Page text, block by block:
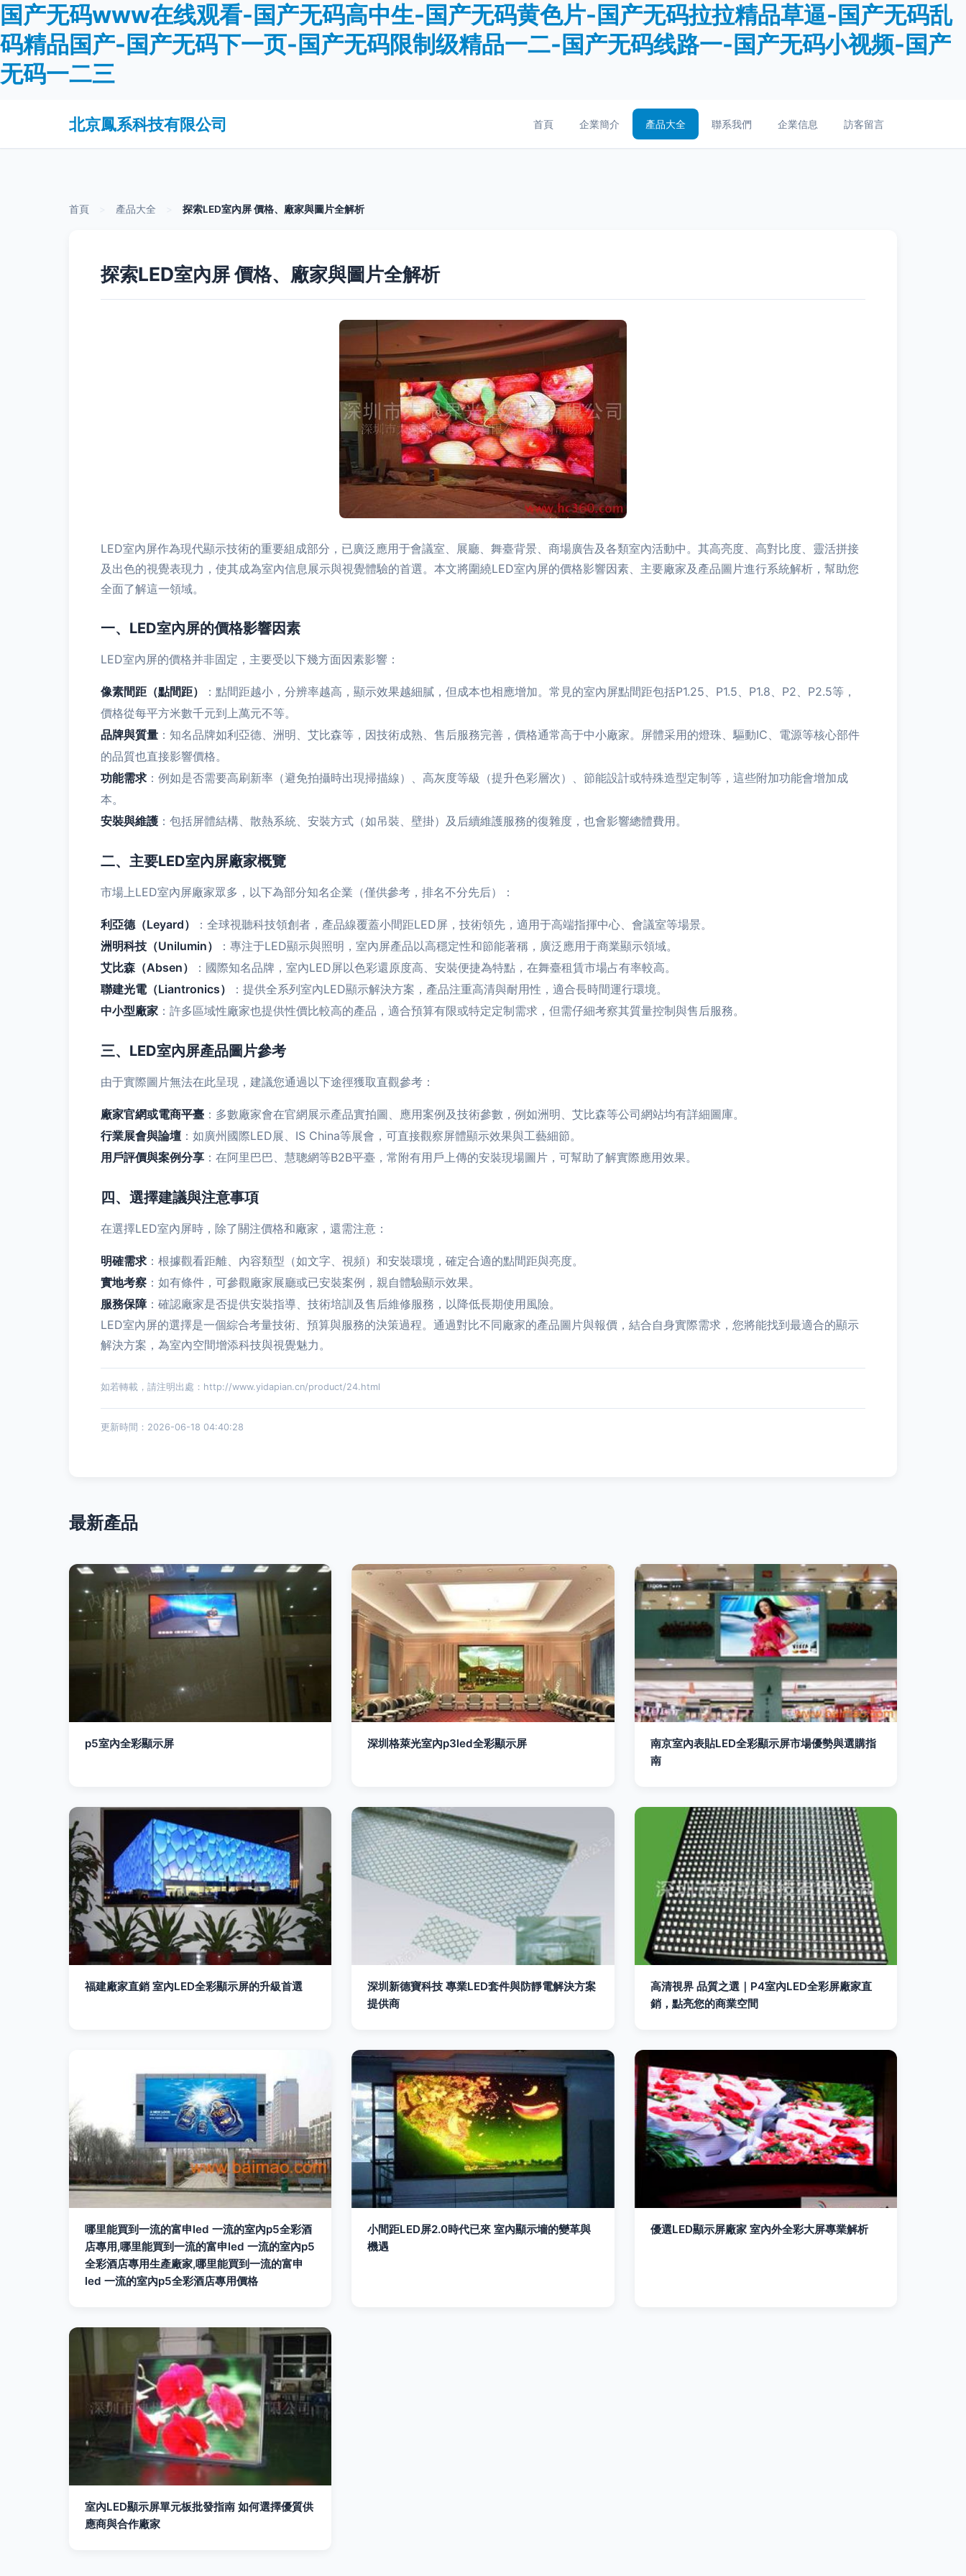
国产无码www在线观看-国产无码高中生-国产无码黄色片-国产无码拉拉精品草逼-国产无码乱
码精品国产-国产无码下一页-国产无码限制级精品一二-国产无码线路一-国产无码小视频-国产
无码一二三
北京鳳系科技有限公司 首頁 企業簡介 產品大全 聯系我們 企業信息 訪客留言
首頁 產品大全 探索LED室內屏 價格、廠家與圖片全解析
探索LED室內屏 價格、廠家與圖片全解析
LED室內屏作為現代顯示技術的重要組成部分，已廣泛應用于會議室、展廳、舞臺背景、商場廣告及各類室內活動中。其高亮度、高對比度、靈活拼接
及出色的視覺表現力，使其成為室內信息展示與視覺體驗的首選。本文將圍繞LED室內屏的價格影響因素、主要廠家及產品圖片進行系統解析，幫助您
全面了解這一領域。
一、LED室內屏的價格影響因素
LED室內屏的價格并非固定，主要受以下幾方面因素影響：
像素間距（點間距）
：點間距越小，分辨率越高，顯示效果越細膩，但成本也相應增加。常見的室內屏點間距包括P1.25、P1.5、P1.8、P2、P2.5等，
價格從每平方米數千元到上萬元不等。
品牌與質量 ：知名品牌如利亞德、洲明、艾比森等，因技術成熟、售后服務完善，價格通常高于中小廠家。屏體采用的燈珠、驅動IC、電源等核心部件
的品質也直接影響價格。
功能需求 ：例如是否需要高刷新率（避免拍攝時出現掃描線）、高灰度等級（提升色彩層次）、節能設計或特殊造型定制等，這些附加功能會增加成
本。
安裝與維護 ：包括屏體結構、散熱系統、安裝方式（如吊裝、壁掛）及后續維護服務的復雜度，也會影響總體費用。
二、主要LED室內屏廠家概覽
市場上LED室內屏廠家眾多，以下為部分知名企業（僅供參考，排名不分先后）：
利亞德（Leyard）
：全球視聽科技領創者，產品線覆蓋小間距LED屏，技術領先，適用于高端指揮中心、會議室等場景。
洲明科技（Unilumin）
：專注于LED顯示與照明，室內屏產品以高穩定性和節能著稱，廣泛應用于商業顯示領域。
艾比森（Absen）
：國際知名品牌，室內LED屏以色彩還原度高、安裝便捷為特點，在舞臺租賃市場占有率較高。
聯建光電（Liantronics）
：提供全系列室內LED顯示解決方案，產品注重高清與耐用性，適合長時間運行環境。
中小型廠家 ：許多區域性廠家也提供性價比較高的產品，適合預算有限或特定定制需求，但需仔細考察其質量控制與售后服務。
三、LED室內屏產品圖片參考
由于實際圖片無法在此呈現，建議您通過以下途徑獲取直觀參考：
廠家官網或電商平臺 ：多數廠家會在官網展示產品實拍圖、應用案例及技術參數，例如洲明、艾比森等公司網站均有詳細圖庫。
行業展會與論壇 ：如廣州國際LED展、IS China等展會，可直接觀察屏體顯示效果與工藝細節。
用戶評價與案例分享 ：在阿里巴巴、慧聰網等B2B平臺，常附有用戶上傳的安裝現場圖片，可幫助了解實際應用效果。
四、選擇建議與注意事項
在選擇LED室內屏時，除了關注價格和廠家，還需注意：
明確需求 ：根據觀看距離、內容類型（如文字、視頻）和安裝環境，確定合適的點間距與亮度。
實地考察 ：如有條件，可參觀廠家展廳或已安裝案例，親自體驗顯示效果。
服務保障：確認廠家是否提供安裝指導、技術培訓及售后維修服務，以降低長期使用風險。
LED室內屏的選擇是一個綜合考量技術、預算與服務的決策過程。通過對比不同廠家的產品圖片與報價，結合自身實際需求，您將能找到最適合的顯示
解決方案，為室內空間增添科技與視覺魅力。
如若轉載，請注明出處：http://www.yidapian.cn/product/24.html
更新時間：2026-06-18 04:40:28
最新產品
p5室內全彩顯示屏 深圳格萊光室內p3led全彩顯示屏
南京室內表貼LED全彩顯示屏市場優勢與選購指
南
福建廠家直銷 室內LED全彩顯示屏的升級首選
深圳新德寶科技 專業LED套件與防靜電解決方案
提供商
高清視界 品質之選｜P4室內LED全彩屏廠家直
銷，點亮您的商業空間
哪里能買到一流的富申led 一流的室內p5全彩酒
店專用,哪里能買到一流的富申led 一流的室內p5
全彩酒店專用生產廠家,哪里能買到一流的富申
led 一流的室內p5全彩酒店專用價格
小間距LED屏2.0時代已來 室內顯示墻的變革與
機遇
優選LED顯示屏廠家 室內外全彩大屏專業解析
室內LED顯示屏單元板批發指南 如何選擇優質供
應商與合作廠家